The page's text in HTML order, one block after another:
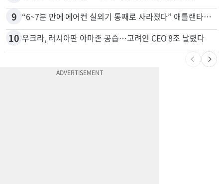
8 바이든 암 투병 근황…“암이 뼈까지 전이, 고통스럽게 투병 중”
9 “6~7분 만에 에어컨 실외기 통째로 사라졌다” 애틀랜타서 실외기 도난 급증
우크라, 러시아판 아마존 공습…고려인 CEO 8조 날렸다